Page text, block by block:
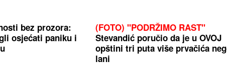
bez prozora:
osjećati paniku i
(FOTO) "PODRŽIMO RAST"
Stevandić poručio da je u OVOJ
opštini tri puta više prvačića
lani